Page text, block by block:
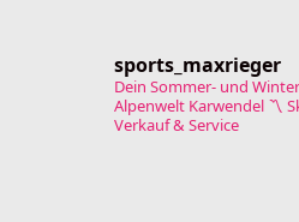
sports_maxrieger
Dein Sommer- und
Alpenwelt Karwendel〽️
Verkauf & Service